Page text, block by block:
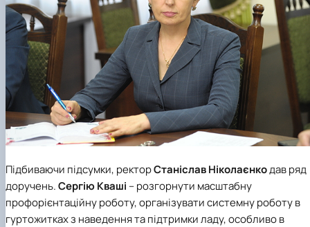
Підбиваючи підсумки, ректорСтаніслав Ніколаєнкодав ряд
доручень.Сергію Кваші – розгорнути масштабну
профорієнтаційну роботу, організувати системну роботу в
гуртожитках з наведення та підтримки ладу, особливо в